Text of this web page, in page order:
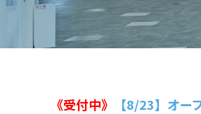
《受付中》 【8/23】オー